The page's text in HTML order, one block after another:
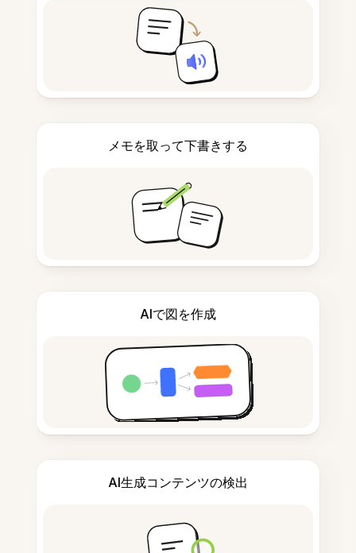
メモを取って下書きする
AIで図を作成
AI生成コンテンツの検出